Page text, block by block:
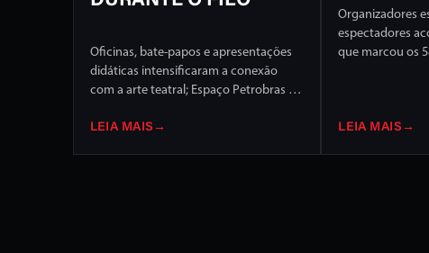
Oficinas, bate-papos e apresentações
didáticas intensificaram a conexão
com a arte teatral; Espaço Petrobras foi
LEIA MAIS →
Organizadores
espectadores
que marcou os
LEIA MAIS →